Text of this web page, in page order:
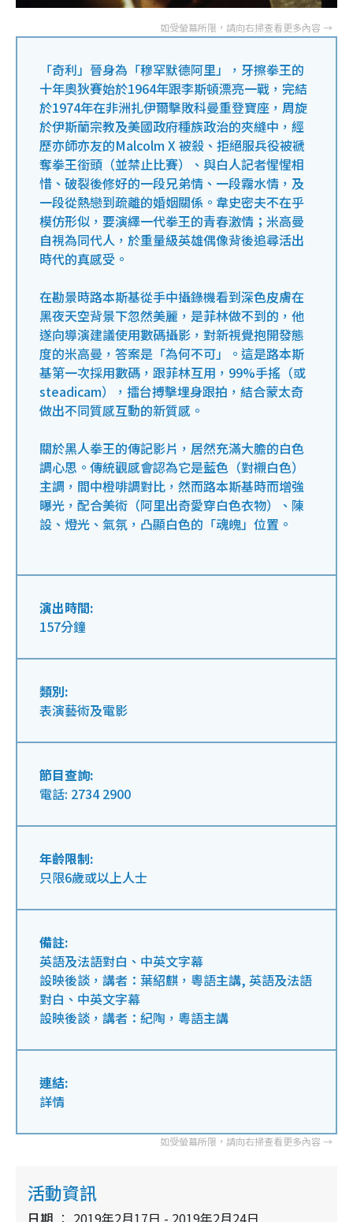
「奇利」晉身為「穆罕默德阿里」，牙擦拳王的
十年奧狄賽始於1964年跟李斯頓漂亮一戰，完結
於1974年在非洲扎伊爾擊敗科曼重登寶座，周旋
於伊斯蘭宗教及美國政府種族政治的夾縫中，經
歷亦師亦友的Malcolm X 被殺、拒絕服兵役被褫
奪拳王銜頭（並禁止比賽）、與白人記者惺惺相
惜、破裂後修好的一段兄弟情、一段霧水情，及
一段從熱戀到疏離的婚姻關係。韋史密夫不在乎
模仿形似，要演繹一代拳王的青春激情；米高曼
自視為同代人，於重量級英雄偶像背後追尋活出
時代的真感受。
在勘景時路本斯基從手中攝錄機看到深色皮膚在
黑夜天空背景下忽然美麗，是菲林做不到的，他
遂向導演建議使用數碼攝影，對新視覺抱開發態
度的米高曼，答案是「為何不可」。這是路本斯
基第一次採用數碼，跟菲林互用，99%手搖（或
steadicam），擂台搏擊埋身跟拍，結合蒙太奇
做出不同質感互動的新質感。
關於黑人拳王的傳記影片，居然充滿大膽的白色
調心思。傳統觀感會認為它是藍色（對襯白色）
主調，間中橙啡調對比，然而路本斯基時而增強
曝光，配合美術（阿里出奇愛穿白色衣物）、陳
設、燈光、氣氛，凸顯白色的「魂魄」位置。
演出時間:
157分鐘
類別:
表演藝術及電影
節目查詢:
電話: 2734 2900
年齡限制:
只限6歲或以上人士
備註:
英語及法語對白、中英文字幕
設映後談，講者：葉紹麒，粵語主講, 英語及法語
對白、中英文字幕
設映後談，講者：紀陶，粵語主講
連結:
詳情
活動資訊
日期 2019年2月17日 - 2019年2月24日